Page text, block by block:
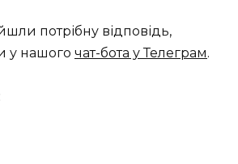
потрібну відповідь,
у нашого чат-бота у Телеграм.